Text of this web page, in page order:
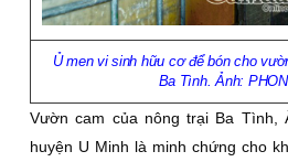
Ủ men vi sinh hữu cơ để bón cho
Ba Tình. Ảnh:
Vườn cam của nông trại Ba Tình,
huyện U Minh là minh chứng cho